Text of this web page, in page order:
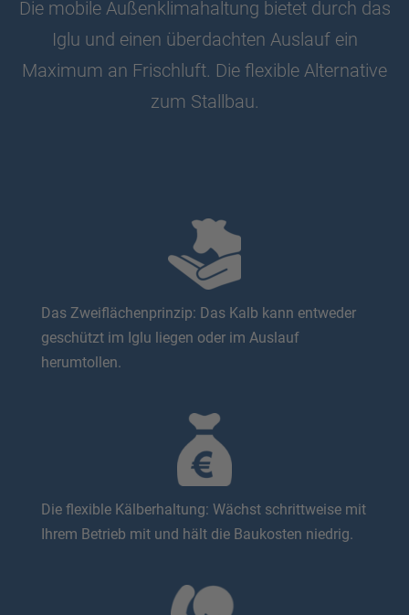
Die mobile Außenklimahaltung bietet durch das
Iglu und einen überdachten Auslauf ein
Maximum an Frischluft. Die flexible Alternative
zum Stallbau.
Das Zweiflächenprinzip: Das Kalb kann entweder
geschützt im Iglu liegen oder im Auslauf
herumtollen.
Die flexible Kälberhaltung: Wächst schrittweise mit
Ihrem Betrieb mit und hält die Baukosten niedrig.